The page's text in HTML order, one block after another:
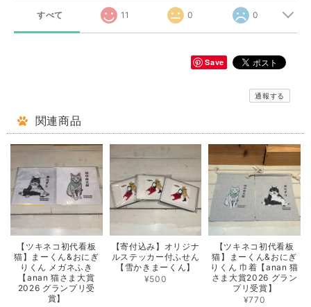
すべて 11 0 0
Save
通報する
関連商品
【ツキネコ初代看板
猫】まーくん&おにぎ
りくん メガネふき
【anan 猫さま大賞
2026 グランプリ受
賞】
【寄付込み】オリジナ
ルステッカー付ふせん
【雪かきまーくん】
¥500
【ツキネコ初代看板
猫】まーくん&おにぎ
りくん 巾着【anan 猫
さま大賞2026 グラン
プリ受賞】
¥770